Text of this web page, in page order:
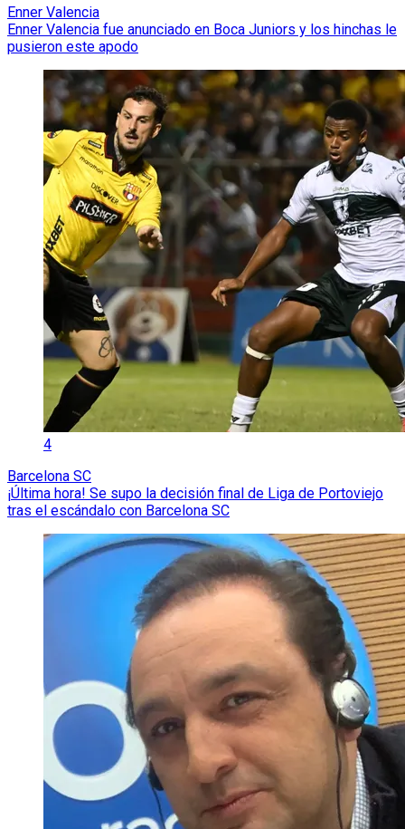
Enner Valencia
Enner Valencia fue anunciado en Boca Juniors y los hinchas le
pusieron este apodo
4
Barcelona SC
¡Última hora! Se supo la decisión final de Liga de Portoviejo
tras el escándalo con Barcelona SC